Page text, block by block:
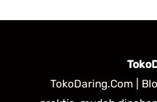
TokoDaring.Com |